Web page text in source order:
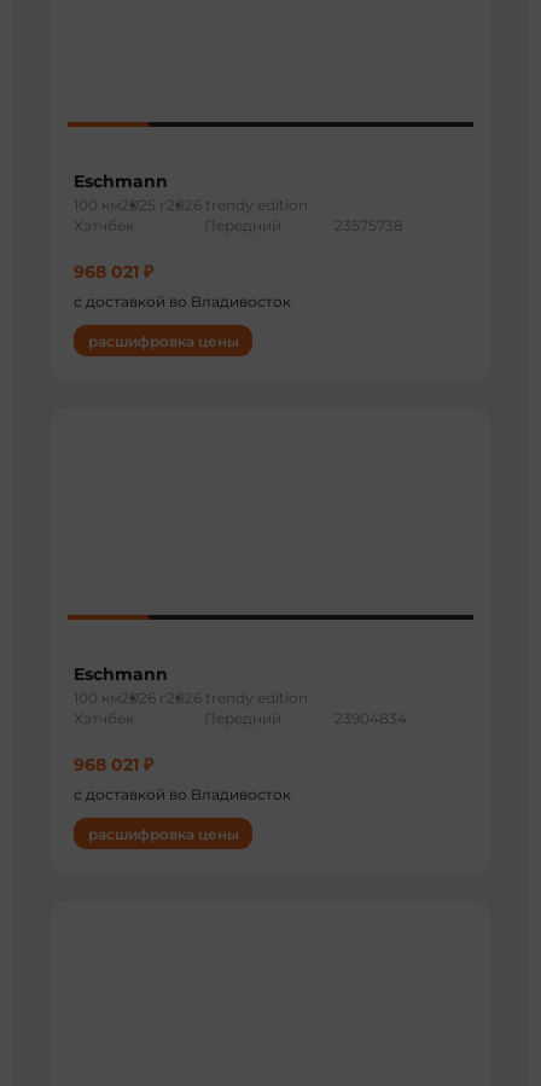
Eschmann
100 км2025 г 2026 trendy edition
Хэтчбек
Передний 23575738
968 021 ₽
с доставкой во Владивосток
расшифровка цены
Eschmann
100 км2026 г 2026 trendy edition
Хэтчбек
Передний 23904834
968 021 ₽
с доставкой во Владивосток
расшифровка цены